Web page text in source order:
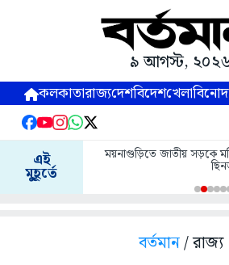
৯ আগস্ট,
কলকাতারাজ্যদেশবিদেশখেলা
এই
মুহূর্তে
ময়নাগুড়িতে জাতীয় সড়কে
বর্তমান/ রাজ্য